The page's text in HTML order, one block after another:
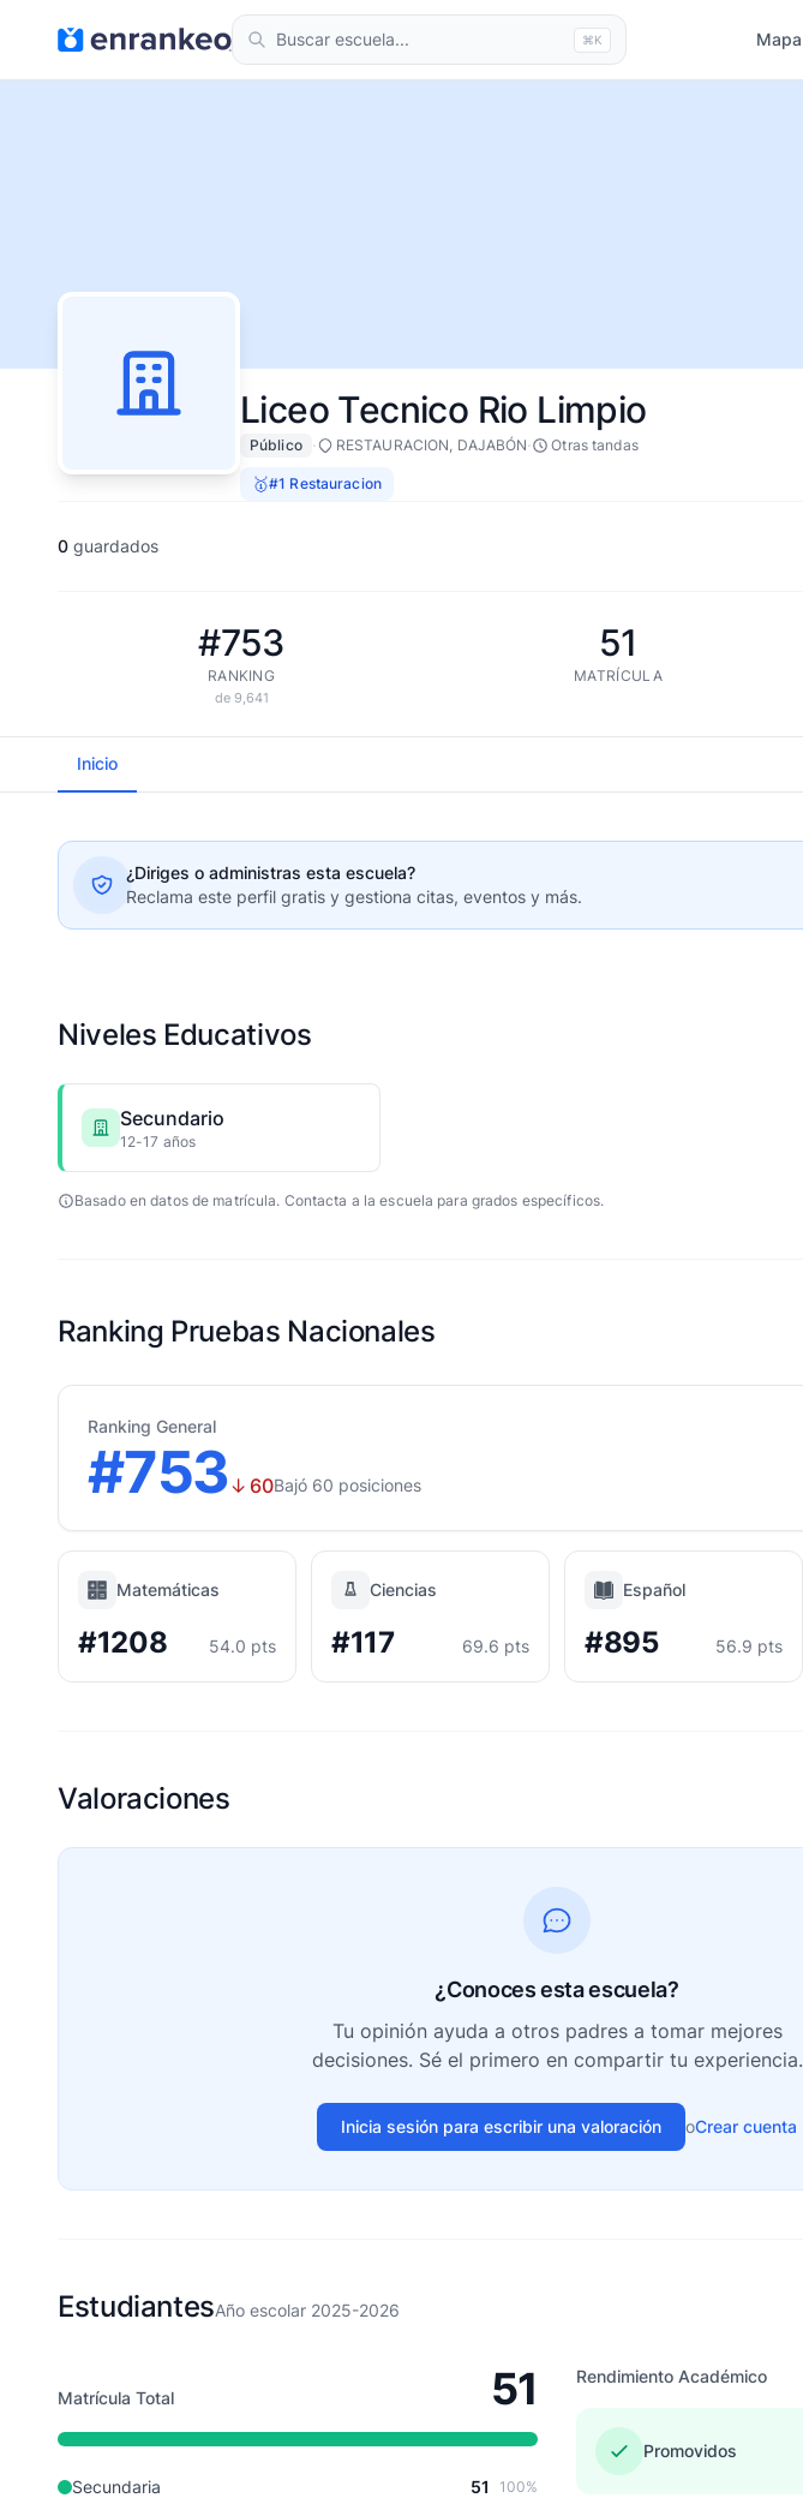
⌘K Mapa
Liceo Tecnico Rio Limpio
Público · RESTAURACION, DAJABÓN· Otras tandas
🥇#1 Restauracion
0 guardados
#753
RANKING
de 9,641
51
MATRÍCULA
Inicio
¿Diriges o administras esta escuela?
Reclama este perfil gratis y gestiona citas, eventos y más.
Niveles Educativos
Secundario
12-17 años
Basado en datos de matrícula. Contacta a la escuela para grados específicos.
Ranking Pruebas Nacionales
Ranking General
#753↓ 60Bajó 60 posiciones
Matemáticas
#1208 54.0 pts
Ciencias
#117 69.6 pts
Español
#895 56.9 pts
Valoraciones
¿Conoces esta escuela?
Tu opinión ayuda a otros padres a tomar mejores
decisiones. Sé el primero en compartir tu experiencia.
Inicia sesión para escribir una valoración oCrear cuenta
EstudiantesAño escolar 2025-2026
Matrícula Total 51
Secundaria 51 100%
Rendimiento Académico
Promovidos